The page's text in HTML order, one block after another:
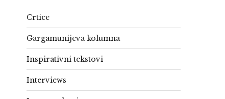
Crtice
Gargamunijeva kolumna
Inspirativni tekstovi
Interviews